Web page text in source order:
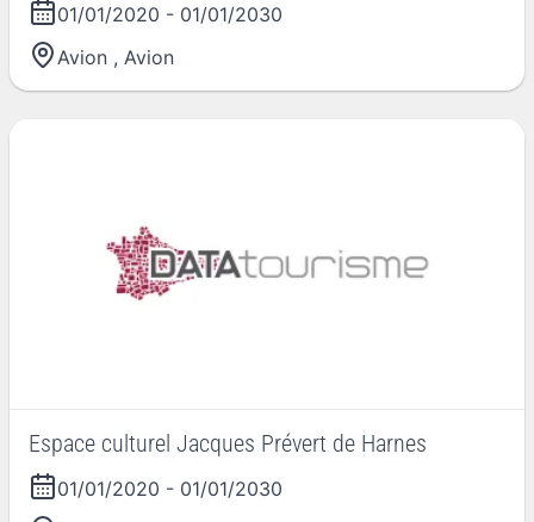
01/01/2020 - 01/01/2030
Avion , Avion
Espace culturel Jacques Prévert de Harnes
01/01/2020 - 01/01/2030